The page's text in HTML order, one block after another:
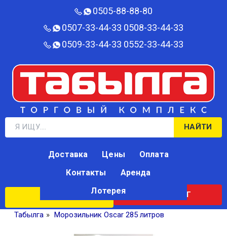
0505-88-88-80‬
0507-33-44-33 0508-33-44-33
0509-33-44-33 0552-33-44-33
НАЙТИ
КАТАЛОГ
Доставка Цены
Оплата
Контакты
Аренда
Лотерея
Табылга » Морозильник Oscar 285 литров